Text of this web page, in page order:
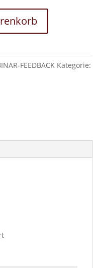
FEEDBACK Kategorie: